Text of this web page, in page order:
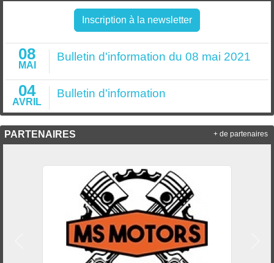
Inscription à la newsletter
08
MAI
Bulletin d'information du 08 mai 2021
04
AVRIL
Bulletin d'information
PARTENAIRES + de partenaires